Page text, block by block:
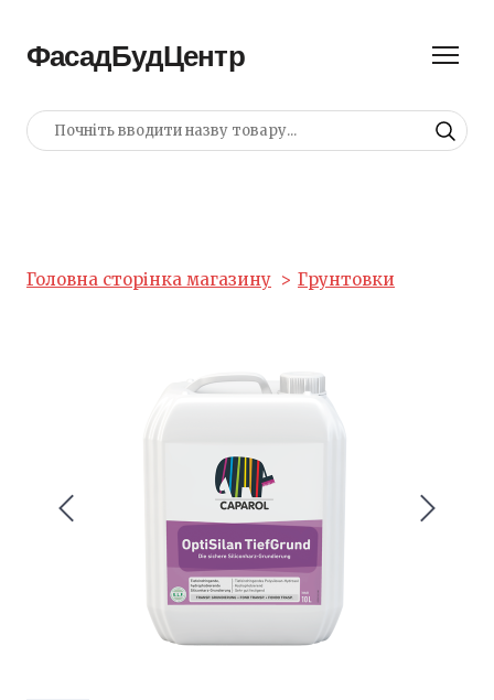
ФасадБудЦентр
Головна сторінка магазину Грунтовки